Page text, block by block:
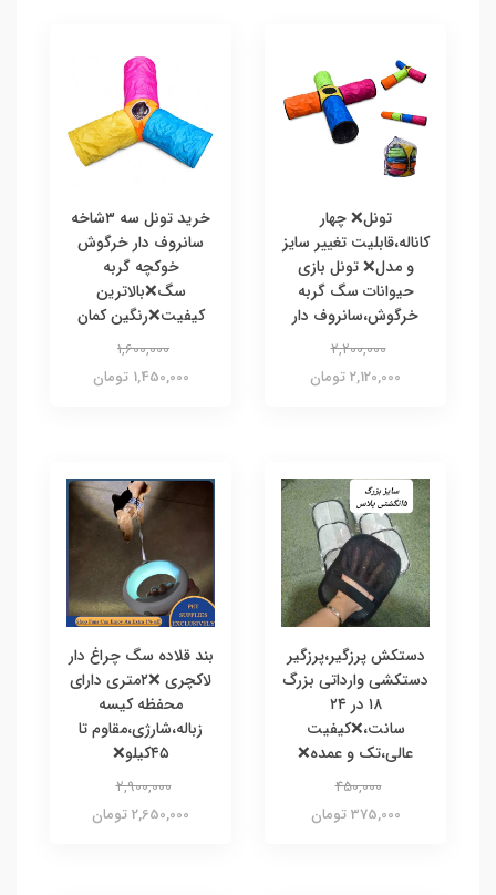
تونل❌ چهار
کاناله،قابلیت تغییر سایز
و مدل❌ تونل بازی
حیوانات سگ گربه
خرگوش،سانروف دار
2,200,000
2,120,000 تومان
خرید تونل سه ۳شاخه
سانروف دار خرگوش
خوکچه گربه
سگ❌بالاترین
کیفیت❌رنگین کمان
1,600,000
1,450,000 تومان
دستکش پرزگیر،پرزگیر
دستکشی وارداتی بزرگ
۱۸ در ۲۴
سانت،❌کیفیت
عالی،تک و عمده❌
450,000
375,000 تومان
بند قلاده سگ چراغ دار
لاکچری ❌۲متری دارای
محفظه کیسه
زباله،شارژی،مقاوم تا
۴۵کیلو❌
2,900,000
2,650,000 تومان